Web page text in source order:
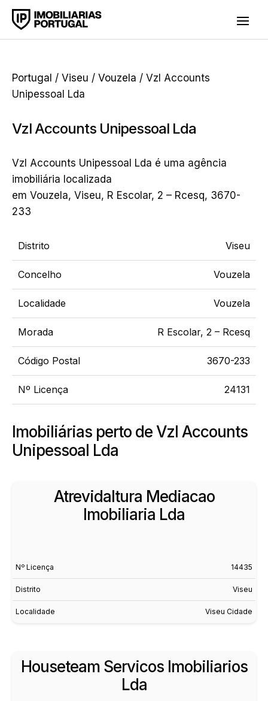
Portugal / Viseu / Vouzela / Vzl Accounts
Unipessoal Lda
Vzl Accounts Unipessoal Lda
Vzl Accounts Unipessoal Lda é uma agência
imobiliária localizada
em Vouzela, Viseu, R Escolar, 2 – Rcesq, 3670-
233
Distrito Viseu
Concelho Vouzela
Localidade Vouzela
Morada R Escolar, 2 – Rcesq
Código Postal 3670-233
Nº Licença 24131
Imobiliárias perto de Vzl Accounts
Unipessoal Lda
Atrevidaltura Mediacao
Imobiliaria Lda
Nº Licença 14435
Distrito Viseu
Localidade Viseu Cidade
Houseteam Servicos Imobiliarios
Lda